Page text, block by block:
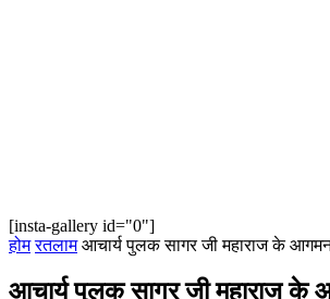
[insta-gallery id="0"]
होम रतलाम आचार्य पुलक सागर जी महाराज के
आचार्य पुलक सागर जी महाराज के